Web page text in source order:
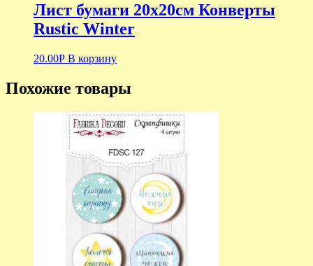
Лист бумаги 20х20см Конверты
Rustic Winter
20.00Р В корзину
Похожие товары